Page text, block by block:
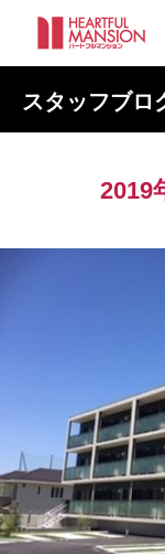
スタッフブロ
2019